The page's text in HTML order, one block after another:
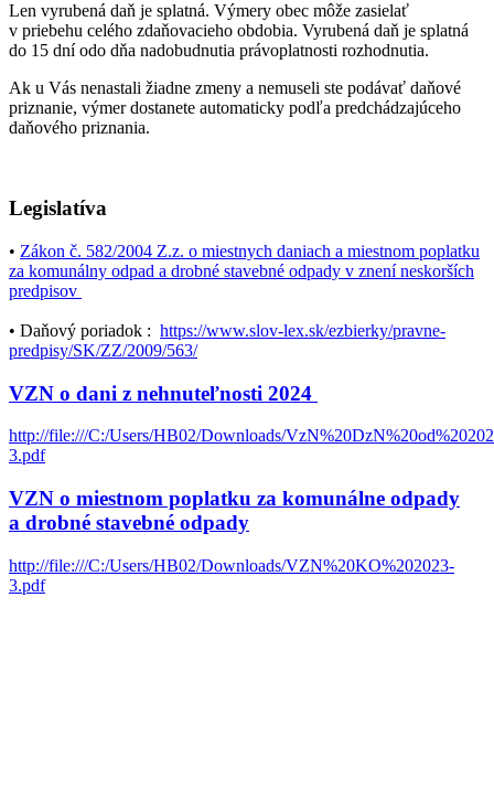
Len vyrubená daň je splatná. Výmery obec môže zasielať
v priebehu celého zdaňovacieho obdobia. Vyrubená daň je splatná
do 15 dní odo dňa nadobudnutia právoplatnosti rozhodnutia.
Ak u Vás nenastali žiadne zmeny a nemuseli ste podávať daňové
priznanie, výmer dostanete automaticky podľa predchádzajúceho
daňového priznania.
Legislatíva
• Zákon č. 582/2004 Z.z. o miestnych daniach a miestnom poplatku
za komunálny odpad a drobné stavebné odpady v znení neskorších
predpisov
• Daňový poriadok : https://www.slov-lex.sk/ezbierky/pravne-
predpisy/SK/ZZ/2009/563/
VZN o dani z nehnuteľnosti 2024
http://file:///C:/Users/HB02/Downloads/
3.pdf
VZN o miestnom poplatku za komunálne odpady
a drobné stavebné odpady
http://file:///C:/Users/HB02/Downloads/VZN%20KO%202023-
3.pdf